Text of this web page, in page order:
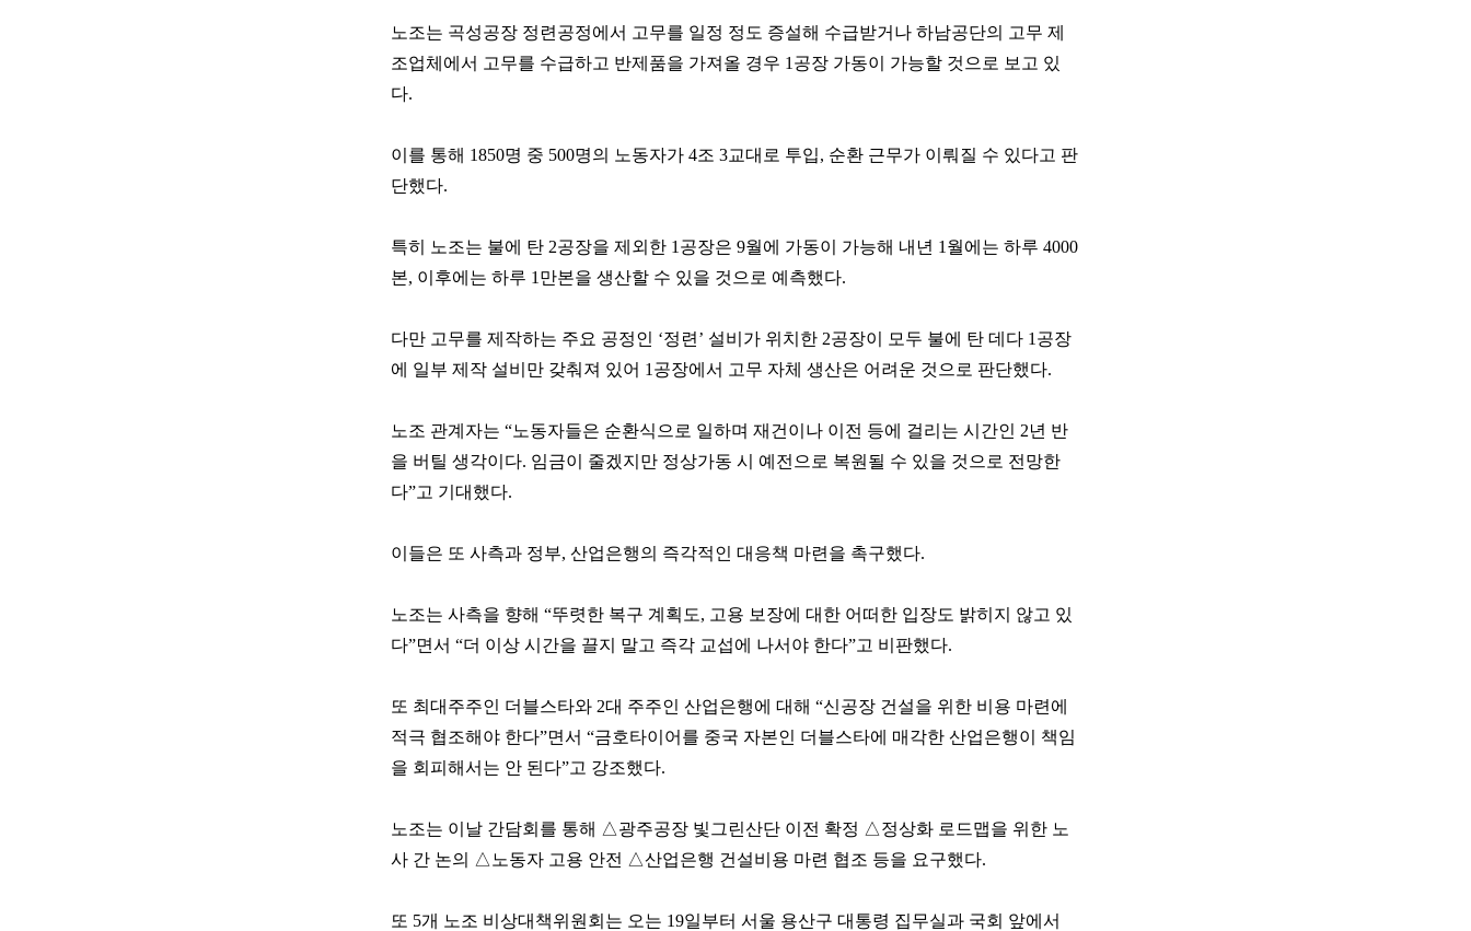
노조는 곡성공장 정련공정에서 고무를 일정 정도 증설해 수급받거나 하남공단의 고무 제
조업체에서 고무를 수급하고 반제품을 가져올 경우 1공장 가동이 가능할 것으로 보고 있
다.
이를 통해 1850명 중 500명의 노동자가 4조 3교대로 투입, 순환 근무가 이뤄질 수 있다고 판
단했다.
특히 노조는 불에 탄 2공장을 제외한 1공장은 9월에 가동이 가능해 내년 1월에는 하루 4000
본, 이후에는 하루 1만본을 생산할 수 있을 것으로 예측했다.
다만 고무를 제작하는 주요 공정인 ‘정련’ 설비가 위치한 2공장이 모두 불에 탄 데다 1공장
에 일부 제작 설비만 갖춰져 있어 1공장에서 고무 자체 생산은 어려운 것으로 판단했다.
노조 관계자는 “노동자들은 순환식으로 일하며 재건이나 이전 등에 걸리는 시간인 2년 반
을 버틸 생각이다. 임금이 줄겠지만 정상가동 시 예전으로 복원될 수 있을 것으로 전망한
다”고 기대했다.
이들은 또 사측과 정부, 산업은행의 즉각적인 대응책 마련을 촉구했다.
노조는 사측을 향해 “뚜렷한 복구 계획도, 고용 보장에 대한 어떠한 입장도 밝히지 않고 있
다”면서 “더 이상 시간을 끌지 말고 즉각 교섭에 나서야 한다”고 비판했다.
또 최대주주인 더블스타와 2대 주주인 산업은행에 대해 “신공장 건설을 위한 비용 마련에
적극 협조해야 한다”면서 “금호타이어를 중국 자본인 더블스타에 매각한 산업은행이 책임
을 회피해서는 안 된다”고 강조했다.
노조는 이날 간담회를 통해 △광주공장 빛그린산단 이전 확정 △정상화 로드맵을 위한 노
사 간 논의 △노동자 고용 안전 △산업은행 건설비용 마련 협조 등을 요구했다.
또 5개 노조 비상대책위원회는 오는 19일부터 서울 용산구 대통령 집무실과 국회 앞에서